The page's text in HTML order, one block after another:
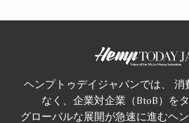
ヘンプトゥデイジャパンでは、 消
なく、企業対企業（BtoB）を
グローバルな展開が急速に進むヘ